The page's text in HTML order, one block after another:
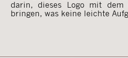
darin, dieses Logo mit dem
bringen, was keine leichte